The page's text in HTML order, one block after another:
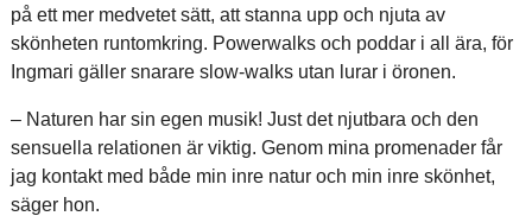
på ett mer medvetet sätt, att stanna upp och njuta av
skönheten runtomkring. Powerwalks och poddar i all ära, för
Ingmari gäller snarare slow-walks utan lurar i öronen.
– Naturen har sin egen musik! Just det njutbara och den
sensuella relationen är viktig. Genom mina promenader får
jag kontakt med både min inre natur och min inre skönhet,
säger hon.